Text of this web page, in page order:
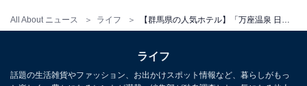
All About ニュース ライフ
ライフ
話題の生活雑貨やファッション、お出かけスポット情報など、暮らしがもっ